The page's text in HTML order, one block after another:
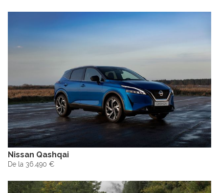
Nissan Qashqai
De la 36.490 €